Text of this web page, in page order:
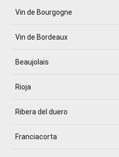
Vin de Bourgogne
Vin de Bordeaux
Beaujolais
Rioja
Ribera del duero
Franciacorta